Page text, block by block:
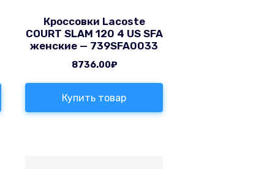
Кроссовки Lacoste
COURT SLAM 120 4 US SFA
женские — 739SFA0033
8736.00₽
Купить товар